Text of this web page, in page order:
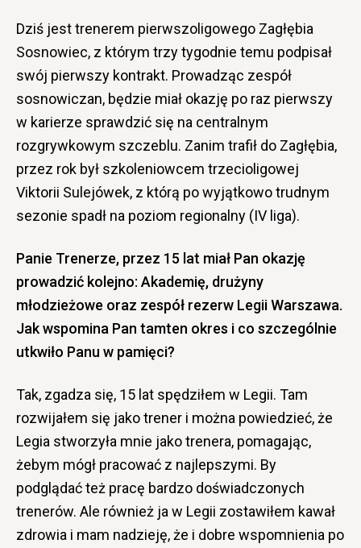
Dziś jest trenerem pierwszoligowego Zagłębia
Sosnowiec, z którym trzy tygodnie temu podpisał
swój pierwszy kontrakt. Prowadząc zespół
sosnowiczan, będzie miał okazję po raz pierwszy
w karierze sprawdzić się na centralnym
rozgrywkowym szczeblu. Zanim trafił do Zagłębia,
przez rok był szkoleniowcem trzecioligowej
Viktorii Sulejówek, z którą po wyjątkowo trudnym
sezonie spadł na poziom regionalny (IV liga).
Panie Trenerze, przez 15 lat miał Pan okazję
prowadzić kolejno: Akademię, drużyny
młodzieżowe oraz zespół rezerw Legii Warszawa.
Jak wspomina Pan tamten okres i co szczególnie
utkwiło Panu w pamięci?
Tak, zgadza się, 15 lat spędziłem w Legii. Tam
rozwijałem się jako trener i można powiedzieć, że
Legia stworzyła mnie jako trenera, pomagając,
żebym mógł pracować z najlepszymi. By
podglądać też pracę bardzo doświadczonych
trenerów. Ale również ja w Legii zostawiłem kawał
zdrowia i mam nadzieję, że i dobre wspomnienia po